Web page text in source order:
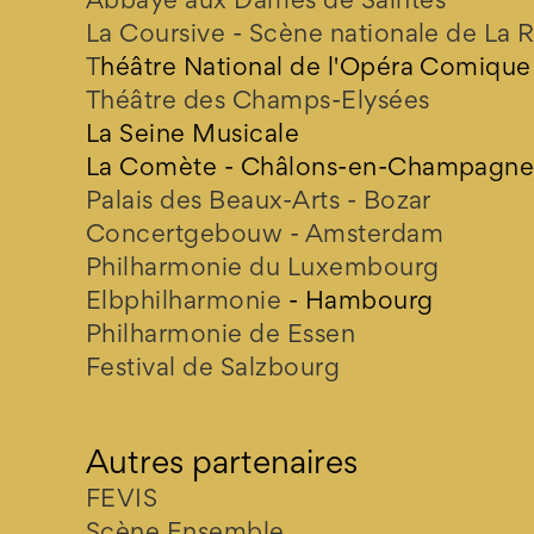
La Coursive - Scène nationale de La
Théâtre National de l'Opéra Comique
Théâtre des Champs-Elysées
La Seine Musicale
La Comète - Châlons-en-Champagne
Palais des Beaux-Arts - Bozar
Concertgebouw - Amsterdam
Philharmonie du Luxembourg
Elbphilharmonie - Hambourg
Philharmonie de Essen
Festival de Salzbourg
Autres partenaires
FEVIS